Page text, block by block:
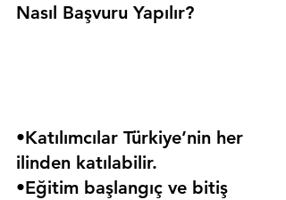
Nasıl Başvuru Yapılır?
•Katılımcılar Türkiye’nin her
ilinden katılabilir.
•Eğitim başlangıç ve bitiş